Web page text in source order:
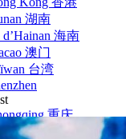
湖南
d’Hainan 海南
澳门
台湾
重庆
广西